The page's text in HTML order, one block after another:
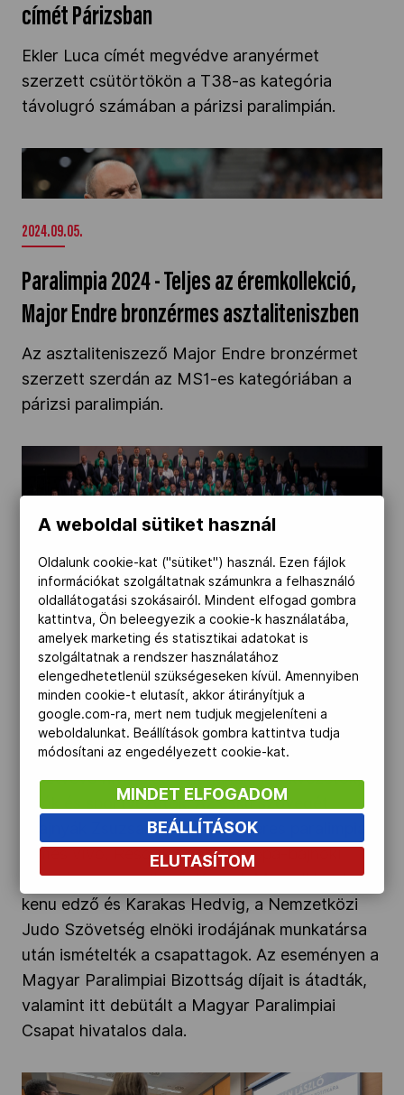
címét Párizsban
Ekler Luca címét megvédve aranyérmet
szerzett csütörtökön a T38-as kategória
távolugró számában a párizsi paralimpián.
Paralimpia 2024 - Teljes az éremkollekció,
Major Endre bronzérmes asztaliteniszben" />
2024.09.05.
Paralimpia 2024 - Teljes az éremkollekció,
Major Endre bronzérmes asztaliteniszben
Az asztaliteniszező Major Endre bronzérmet
szerzett szerdán az MS1-es kategóriában a
párizsi paralimpián.
Letette az esküt a Magyar Paralimpiai Csapat"
2024.08.21.
Letette az esküt a Magyar Paralimpiai
Csapat
A budapesti Eiffel Műhelyházban, megható
műsor keretében tettek fogadalmat a Magyar
Paralimpiai Csapat sportolói, edzői, sport- és
egészségügyi szakemberei, stábtagjai, a
csapatiroda munkatársai, valamint a játékokon
résztvevő hivatalos delegáltak, játékvezetők,
bírók és sportvezetők. Az eskü szövegét
Krajnyák Zsuzsanna tizenkétszeres paralimpiai
érmes vívó, Rescsik Csaba Európa-bajnoki
ezüstérmes sportlövő, Karnok Marcell kajak-
kenu edző és Karakas Hedvig, a Nemzetközi
Judo Szövetség elnöki irodájának munkatársa
után ismételték a csapattagok. Az eseményen a
Magyar Paralimpiai Bizottság díjait is átadták,
valamint itt debütált a Magyar Paralimpiai
Csapat hivatalos dala.
Fábián László is köszöntötte a paralimpiai
A weboldal sütiket használ
Oldalunk cookie-kat ("sütiket") használ. Ezen fájlok
információkat szolgáltatnak számunkra a felhasználó
oldallátogatási szokásairól. Mindent elfogad gombra
kattintva, Ön beleegyezik a cookie-k használatába,
amelyek marketing és statisztikai adatokat is
szolgáltatnak a rendszer használatához
elengedhetetlenül szükségeseken kívül. Amennyiben
minden cookie-t elutasít, akkor átirányítjuk a
google.com-ra, mert nem tudjuk megjeleníteni a
weboldalunkat. Beállítások gombra kattintva tudja
módosítani az engedélyezett cookie-kat.
MINDET ELFOGADOM
BEÁLLÍTÁSOK
ELUTASÍTOM